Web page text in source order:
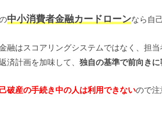
中小消費者金融カードローンなら自
融はスコアリングシステムではなく、担当
済計画を加味して、 独自の基準で前向き
破産の手続き中の人は利用できないので注